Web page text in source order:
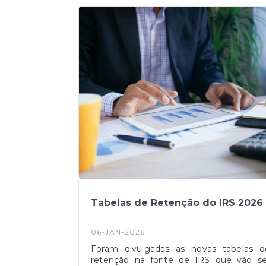
guerra no Médio Oriente.
Tabelas de Retenção do IRS 2026
06-JAN-2026
Foram divulgadas as novas tabelas
retenção na fonte de IRS que vão